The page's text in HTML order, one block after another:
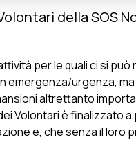
della SOS
per le quali ci si
emergenza/urgenza,
altrettanto
Volontari è finalizzato
e, che senza il